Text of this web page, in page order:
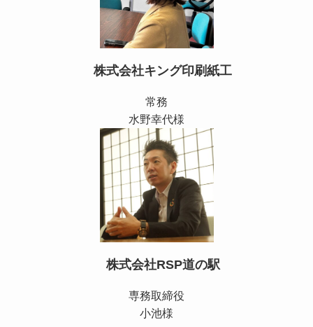
株式会社キング印刷紙工
常務
水野幸代様
株式会社RSP道の駅
専務取締役
小池様